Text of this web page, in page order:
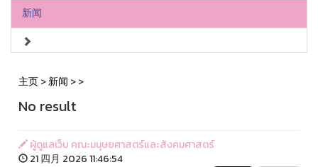
新闻
主页>新闻 >>
No result
ผู้ดูแลเว็บ คณะมนุษยศาสตร์และสังคมศาสตร์
21 四月 2026 11:46:54